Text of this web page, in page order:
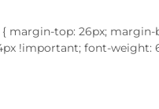
margin-top: 26px;
!important; font-weight: